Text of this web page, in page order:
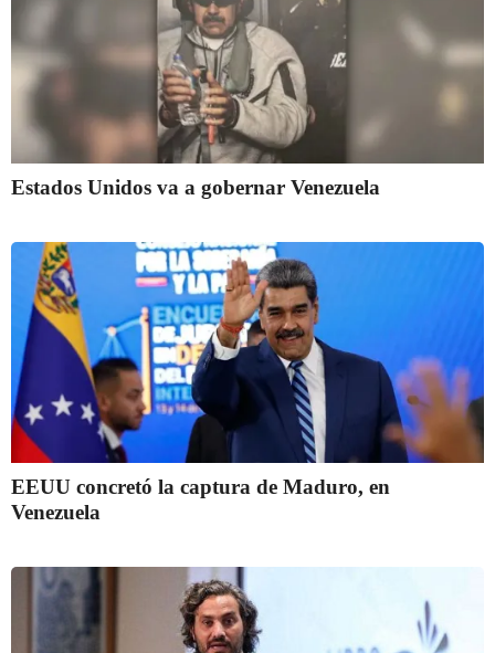
Estados Unidos va a gobernar Venezuela
EEUU concretó la captura de Maduro, en
Venezuela